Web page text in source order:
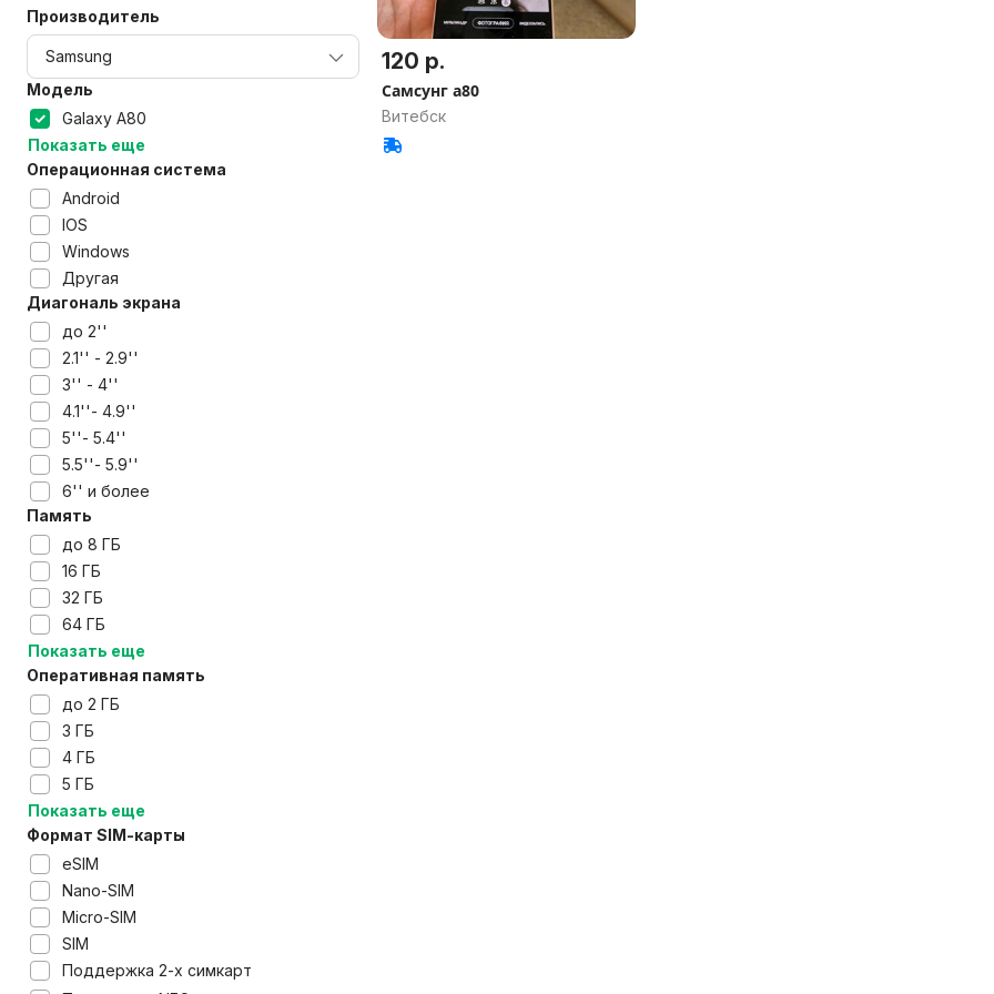
Производитель
Модель
Galaxy A80
Показать еще
Операционная система
Android
IOS
Windows
Другая
Диагональ экрана
до 2''
2.1'' - 2.9''
3'' - 4''
4.1''- 4.9''
5''- 5.4''
5.5''- 5.9''
6'' и более
Память
до 8 ГБ
16 ГБ
32 ГБ
64 ГБ
Показать еще
Оперативная память
до 2 ГБ
3 ГБ
4 ГБ
5 ГБ
Показать еще
Формат SIM-карты
eSIM
Nano-SIM
Micro-SIM
SIM
Поддержка 2-х симкарт
120 р.
Самсунг а80
Витебск